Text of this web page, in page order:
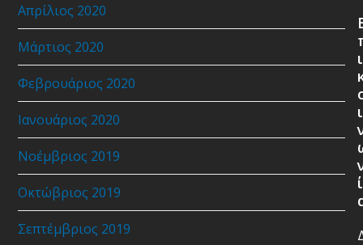
Απρίλιος 2020
Μάρτιος 2020
Φεβρουάριος 2020
Ιανουάριος 2020
Νοέμβριος 2019
Οκτώβριος 2019
Σεπτέμβριος 2019
ι
ι
ί